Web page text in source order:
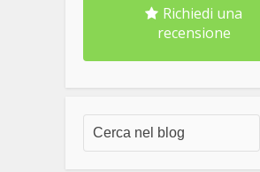
Richiedi una
recensione